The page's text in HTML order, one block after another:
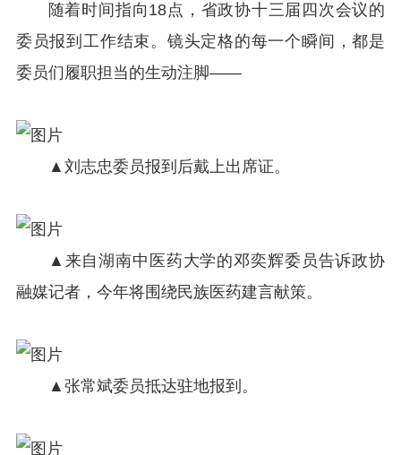
随着时间指向18点，省政协十三届四次会议的
委员报到工作结束。镜头定格的每一个瞬间，都是
委员们履职担当的生动注脚——
▲刘志忠委员报到后戴上出席证。
▲来自湖南中医药大学的邓奕辉委员告诉政协
融媒记者，今年将围绕民族医药建言献策。
▲张常斌委员抵达驻地报到。